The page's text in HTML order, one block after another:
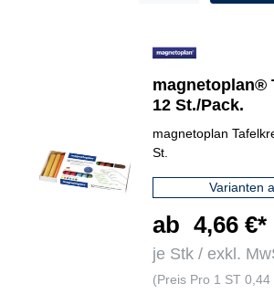
magnetoplan®
12 St./Pack.
magnetoplan
St.
Varianten
ab 4,66 €*
je Stk / exkl.
(Preis Pro 1 ST 0,44